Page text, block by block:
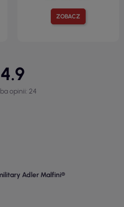
ZOBACZ
4.9
opinii: 24
Adler Malfini®